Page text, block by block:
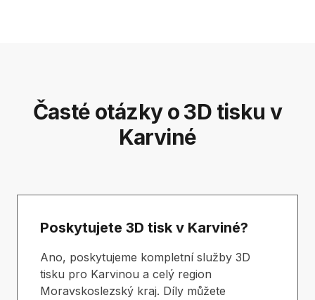
Časté otázky o 3D tisku v
Karviné
Poskytujete 3D tisk v Karviné?
Ano, poskytujeme kompletní služby 3D
tisku pro Karvinou a celý region
Moravskoslezský kraj. Díly můžete